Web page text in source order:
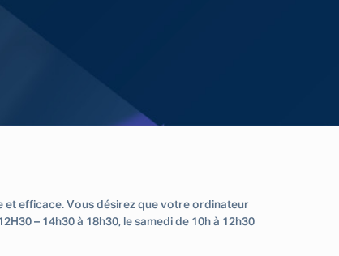
et efficace. Vous désirez que votre ordinateur
– 14h30 à 18h30, le samedi de 10h à 12h30